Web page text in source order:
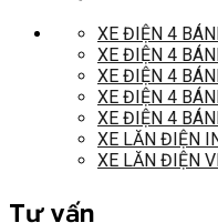
XE ĐIỆN 4
XE ĐIỆN 4
XE ĐIỆN 4
XE ĐIỆN 4
XE ĐIỆN 4
XE LĂN ĐIỆN
XE LĂN ĐIỆN
Tư vấn